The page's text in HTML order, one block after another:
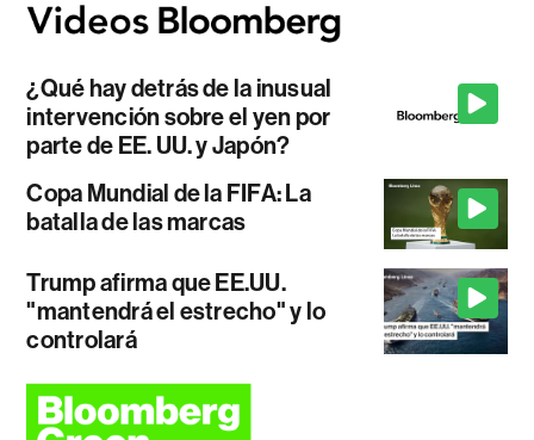
¿Qué hay detrás de la inusual
intervención sobre el yen por
parte de EE. UU. y Japón?
Copa Mundial de la FIFA: La
batalla de las marcas
Trump afirma que EE.UU.
"mantendrá el estrecho" y lo
controlará